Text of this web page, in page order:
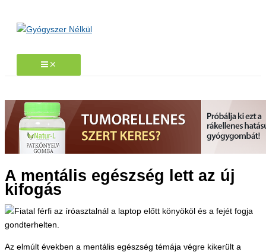
A mentális egészség lett az új
kifogás
Az elmúlt években a mentális egészség témája végre kikerült a